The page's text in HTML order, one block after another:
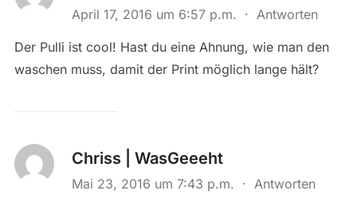
April 17, 2016 um 6:57 p.m. · Antworten
Der Pulli ist cool! Hast du eine Ahnung, wie man den
waschen muss, damit der Print möglich lange hält?
Chriss | WasGeeeht
Mai 23, 2016 um 7:43 p.m. · Antworten